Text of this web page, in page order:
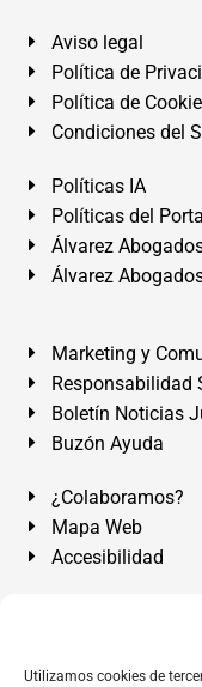
Utilizamos cookies de
Aviso legal
Política de
Política de
Condiciones del
Políticas IA
Políticas del
Álvarez
Álvarez
Marketing y
Responsabilidad
Boletín Noticias
Buzón Ayuda
¿Colaboramos?
Mapa Web
Accesibilidad
Álvarez Abogados
de Tenerife. Islas